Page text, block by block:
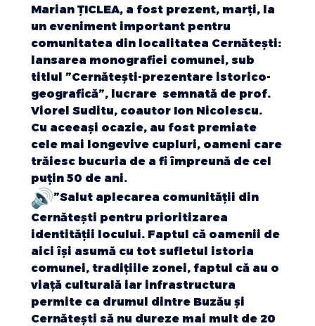
Marian ȚICLEA, a fost prezent, marți, la
un eveniment important pentru
comunitatea din localitatea Cernătești:
lansarea monografiei comunei, sub
titlul ”Cernătești-prezentare istorico-
geografică”, lucrare semnată de prof.
Viorel Suditu, coautor Ion Nicolescu.
Cu aceeași ocazie, au fost premiate
cele mai longevive cupluri, oameni care
trăiesc bucuria de a fi împreună de cel
puțin 50 de ani.
”Salut aplecarea comunității din
Cernătești pentru prioritizarea
identității locului. Faptul că oamenii de
aici își asumă cu tot sufletul istoria
comunei, tradițiile zonei, faptul că au o
viață culturală iar infrastructura
permite ca drumul dintre Buzău și
Cernătești să nu dureze mai mult de 20